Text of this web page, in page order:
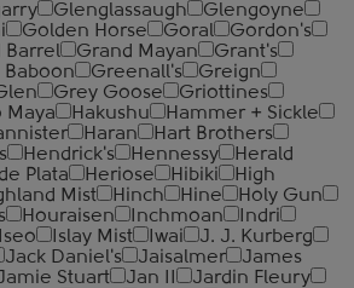
Glenglassaugh
Glengoyne
Golden Horse Goral
Gordon's
Barrel Grand Mayan
Grant's
Greenall's
Greign
Grey Goose
Griottines
Maya Hakushu
Hammer + Sickle
Haran
Hart Brothers
Hendrick's Hennessy
Herald
Plata Heriose Hibiki
High
Mist Hinch Hine
Holy Gun
Houraisen Inchmoan
Indri
Iseo Islay Mist Iwai
J. J. Kurberg
Jack Daniel's Jaisalmer
James
Stuart Jan II
Jardin Fleury